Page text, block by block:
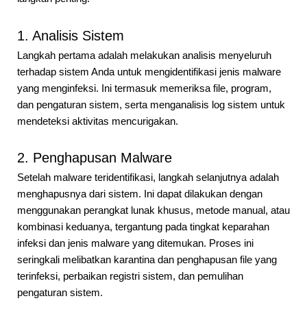
1. Analisis Sistem
Langkah pertama adalah melakukan analisis menyeluruh
terhadap sistem Anda untuk mengidentifikasi jenis malware
yang menginfeksi. Ini termasuk memeriksa file, program,
dan pengaturan sistem, serta menganalisis log sistem untuk
mendeteksi aktivitas mencurigakan.
2. Penghapusan Malware
Setelah malware teridentifikasi, langkah selanjutnya adalah
menghapusnya dari sistem. Ini dapat dilakukan dengan
menggunakan perangkat lunak khusus, metode manual, atau
kombinasi keduanya, tergantung pada tingkat keparahan
infeksi dan jenis malware yang ditemukan. Proses ini
seringkali melibatkan karantina dan penghapusan file yang
terinfeksi, perbaikan registri sistem, dan pemulihan
pengaturan sistem.